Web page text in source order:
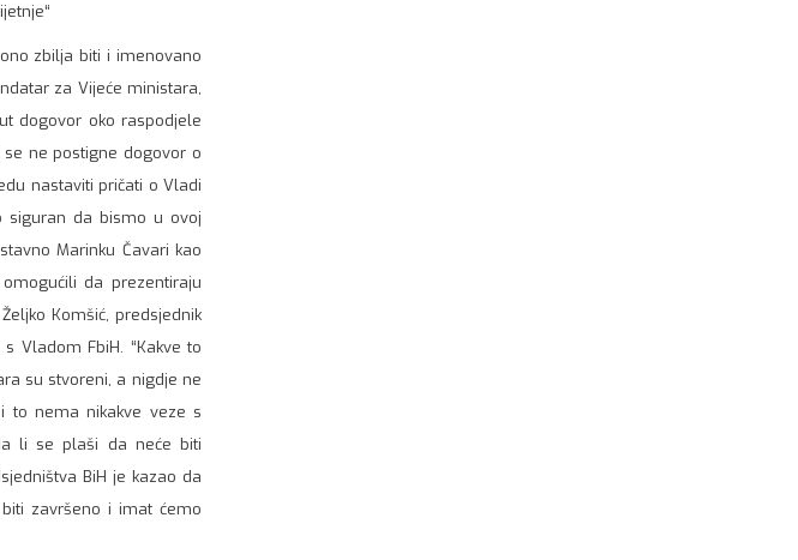
zbilja biti i imenovano
za Vijeće ministara,
dogovor oko raspodjele
ne postigne dogovor o
nastaviti pričati o Vladi
siguran da bismo u ovoj
Marinku Čavari kao
da prezentiraju
Komšić, predsjednik
Vladom FbiH. “Kakve to
su stvoreni, a nigdje ne
to nema nikakve veze s
li se plaši da neće biti
BiH je kazao da
završeno i imat ćemo